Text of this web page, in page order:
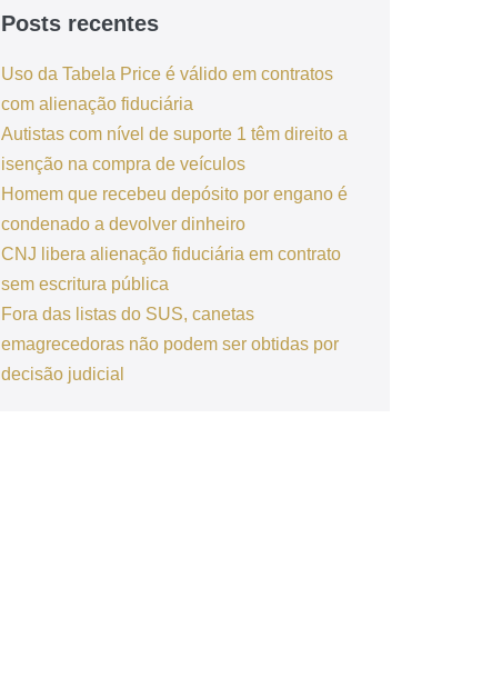
Posts recentes
Uso da Tabela Price é válido em contratos
com alienação fiduciária
Autistas com nível de suporte 1 têm direito a
isenção na compra de veículos
Homem que recebeu depósito por engano é
condenado a devolver dinheiro
CNJ libera alienação fiduciária em contrato
sem escritura pública
Fora das listas do SUS, canetas
emagrecedoras não podem ser obtidas por
decisão judicial